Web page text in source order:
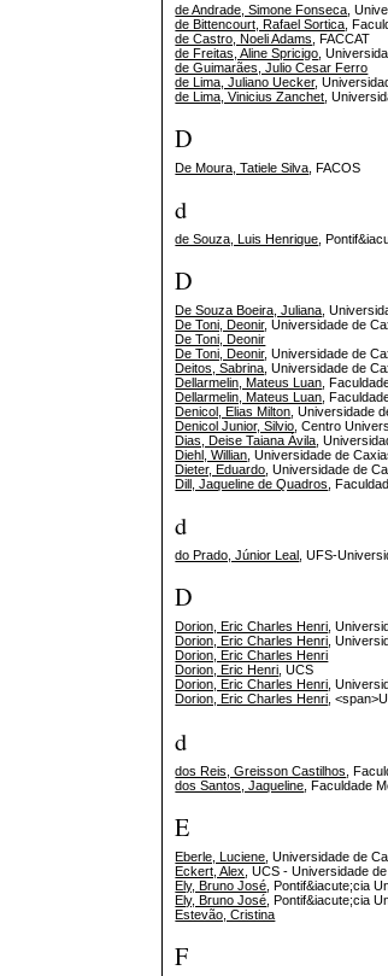
de Andrade, Simone Fonseca ,
de Bittencourt, Rafael Sortica ,
de Castro, Noeli Adams , FACCAT
de Freitas, Aline Spricigo ,
de Guimarães, Julio Cesar Ferro
de Lima, Juliano Uecker,
de Lima, Vinicius Zanchet ,
D
De Moura, Tatiele Silva , FACOS
d
de Souza, Luis Henrique ,
D
De Souza Boeira, Juliana ,
De Toni, Deonir, Universidade de
De Toni, Deonir
De Toni, Deonir, Universidade de
Deitos, Sabrina , Universidade de
Dellarmelin, Mateus Luan ,
Dellarmelin, Mateus Luan ,
Denicol, Elias Milton , Universidade
Denicol Junior, Silvio , Centro
Dias, Deise Taiana Ávila ,
Diehl, Willian , Universidade de
Dieter, Eduardo , Universidade de
Dill, Jaqueline de Quadros ,
d
do Prado, Júnior Leal , UFS-
D
Dorion, Eric Charles Henri,
Dorion, Eric Charles Henri,
Dorion, Eric Charles Henri
Dorion, Eric Henri, UCS
Dorion, Eric Charles Henri,
Dorion, Eric Charles Henri,
d
dos Reis, Greisson Castilhos ,
dos Santos, Jaqueline , Faculdade
E
Eberle, Luciene , Universidade de
Eckert, Alex , UCS - Universidade
Ely, Bruno José , Pontif&iacute;cia
Ely, Bruno José , Pontif&iacute;cia
Estevão, Cristina
F